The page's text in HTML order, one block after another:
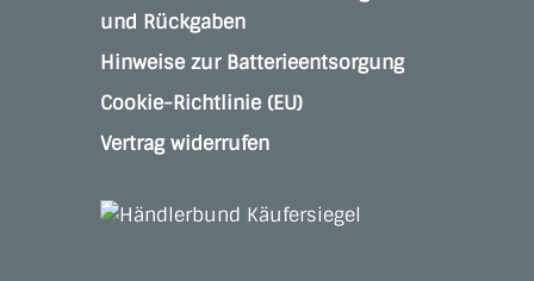
und Rückgaben
Hinweise zur Batterieentsorgung
Cookie-Richtlinie (EU)
Vertrag widerrufen